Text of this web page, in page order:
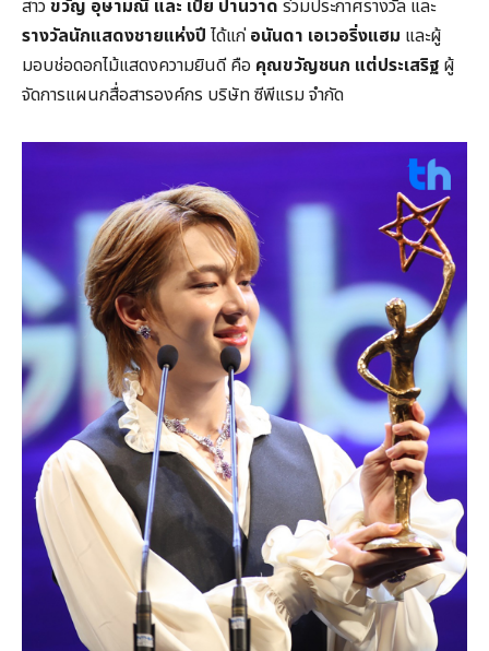
สาว ขวัญ อุษามณี และ เป้ย ปานวาด ร่วมประกาศรางวัล และ
รางวัลนักแสดงชายแห่งปี ได้แก่อนันดา เอเวอริ่งแฮม และผู้
มอบช่อดอกไม้แสดงความยินดี คือ คุณขวัญชนก แต่ประเสริฐ ผู้
จัดการแผนกสื่อสารองค์กร บริษัท ซีพีแรม จำกัด